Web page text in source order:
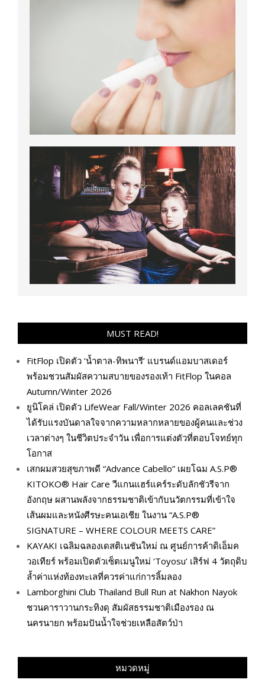
MUST READ!
FitFlop เปิดตัว ‘น้ำตาล-ทิพนารี’ แบรนด์แอมบาสเดอร์
พร้อมชวนสัมผัสความสบายของรองเท้า FitFlop ในคอล
Autumn/Winter 2026
ยูนิโคล่ เปิดตัว LifeWear Fall/Winter 2026 คอลเลคชันที่
ได้รับแรงบันดาลใจจากความหลากหลายของผู้คนและช่วง
เวลาต่างๆ ในชีวิตประจำวัน เพื่อการแต่งตัวที่ตอบโจทย์ทุก
โอกาส
เสกผมสวยสุขภาพดี “Advance Cabello” เผยโฉม A.S.P®
KITOKO® Hair Care วีแกนแฮร์แคร์ระดับลักชัวรีจาก
อังกฤษ ผสานพลังจากธรรมชาติเข้ากับนวัตกรรมที่เข้าใจ
เส้นผมและหนังศีรษะคนเอเชีย ในงาน “A.S.P®
SIGNATURE – WHERE COLOUR MEETS CARE”
KAYAKI เฉลิมฉลองเดสติเนชันใหม่ ณ ศูนย์การค้าดิเอ็มค
วอเทียร์ พร้อมเปิดตัวเซ็ตเมนูใหม่ ‘Toyosu’ เสิร์ฟ 4 วัตถุดิบ
ล้ำค่าแห่งท้องทะเลที่ควรค่าแก่การลิ้มลอง
Lamborghini Club Thailand Bull Run at Nakhon Nayok
ชวนคาราวานกระทิงดุ สัมผัสธรรมชาติเมืองรอง ณ
นครนายก พร้อมปันน้ำใจช่วยเหลือสัตว์ป่า
หมวดหมู่